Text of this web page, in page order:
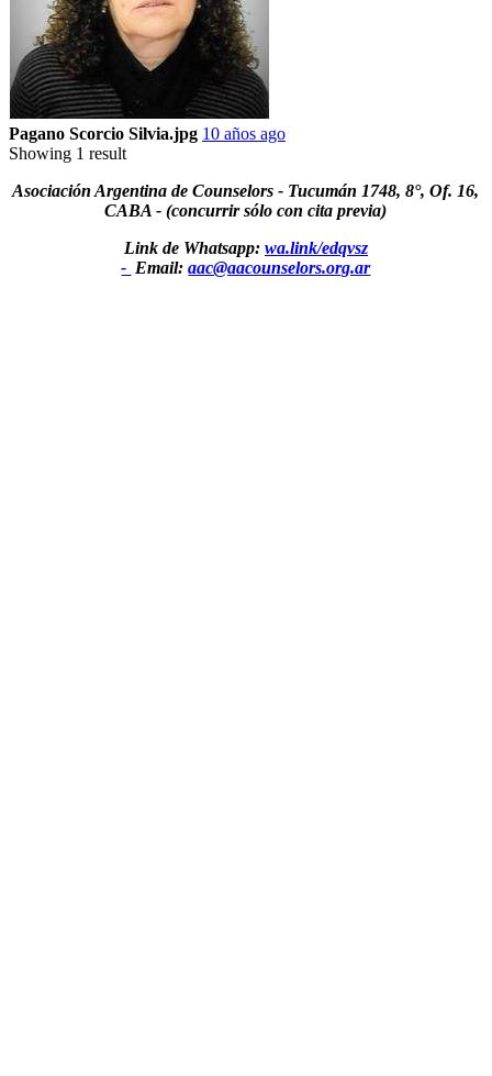
Pagano Scorcio Silvia.jpg 10 años ago
Showing 1 result
Asociación Argentina de Counselors - Tucumán 1748, 8°, Of. 16,
CABA - (concurrir sólo con cita previa)
Link de Whatsapp: wa.link/edqvsz
- Email:aac@aacounselors.org.ar